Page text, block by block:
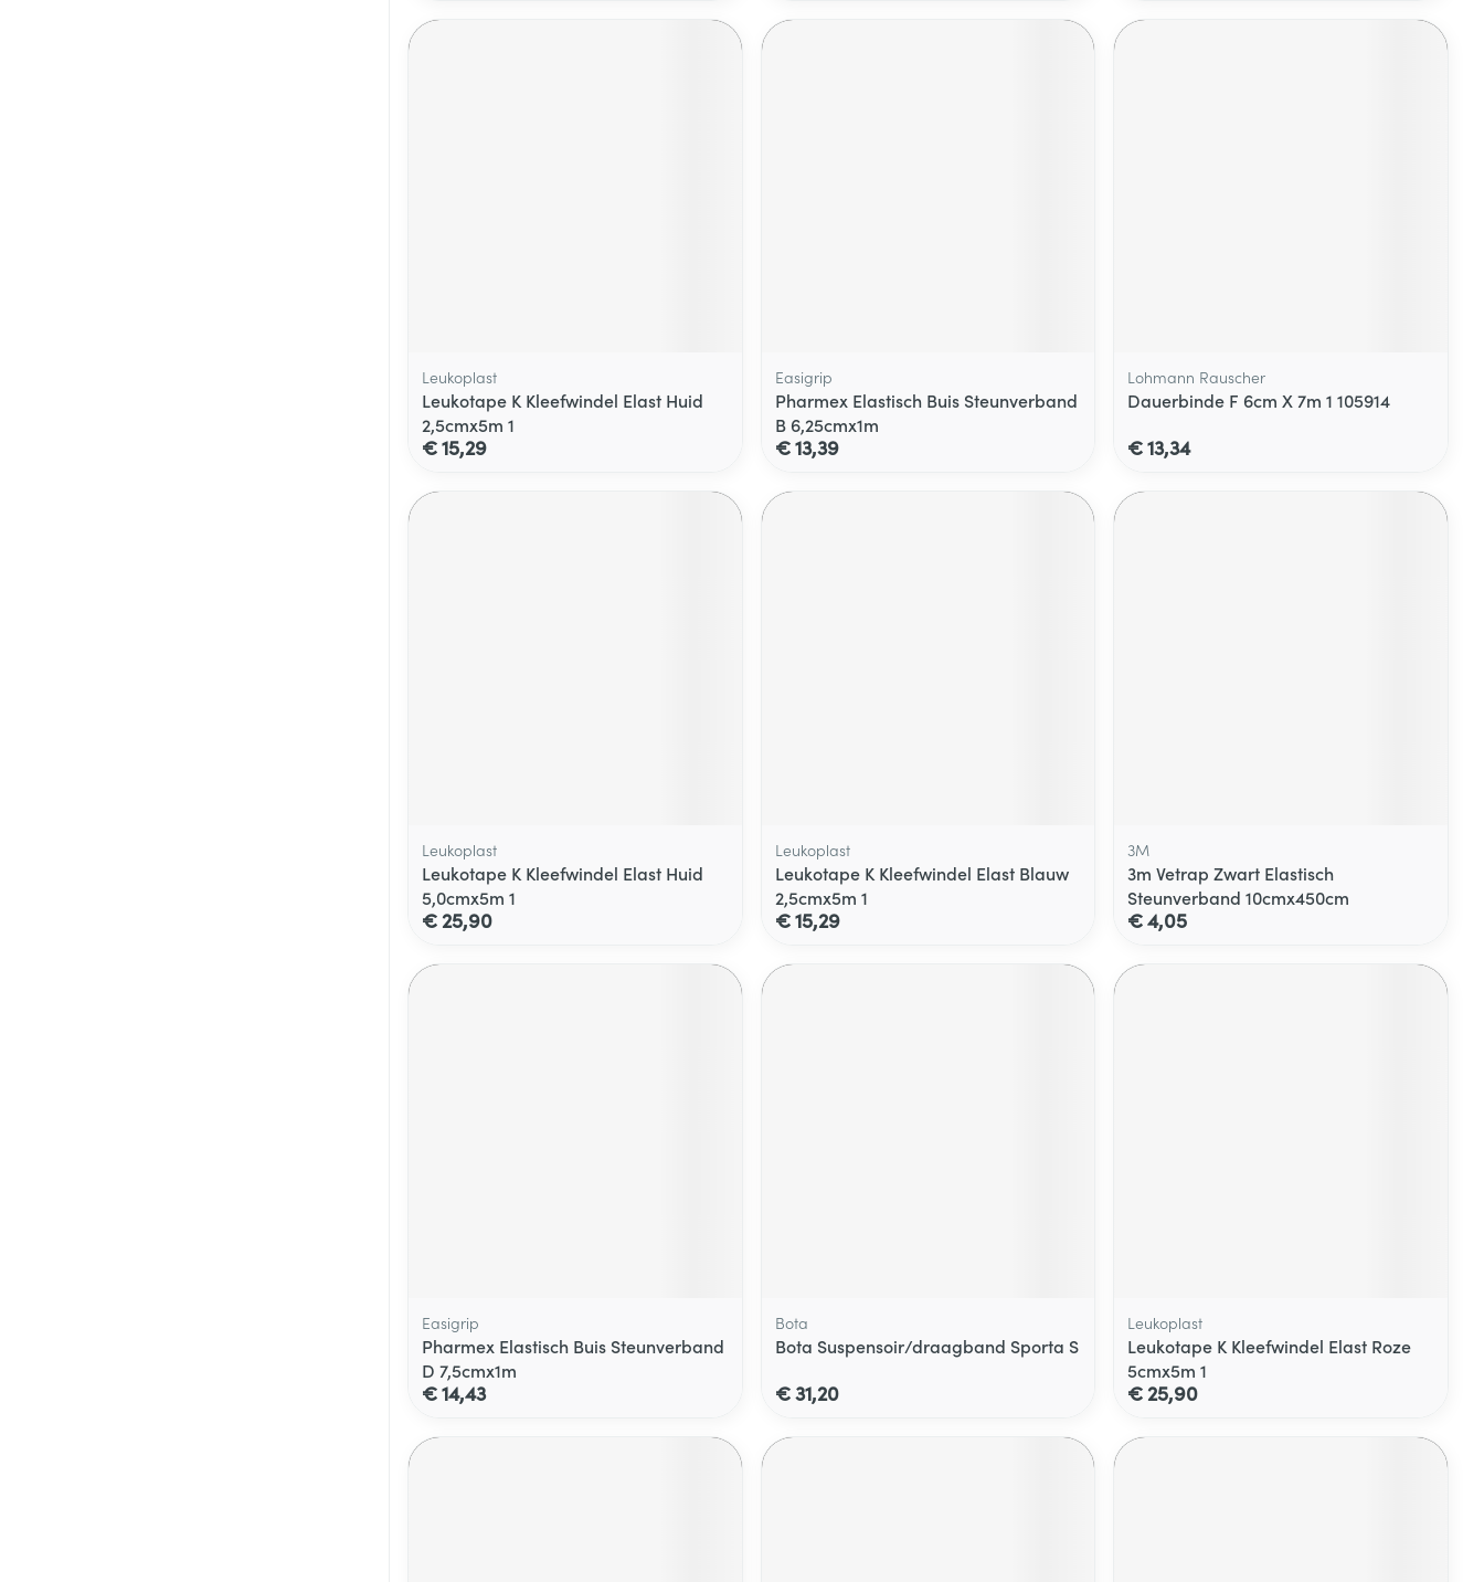
Leukoplast
Leukotape K Kleefwindel Elast Huid
2,5cmx5m 1
€ 15,29
Easigrip
Pharmex Elastisch Buis Steunverband
B 6,25cmx1m
€ 13,39
Lohmann Rauscher
Dauerbinde F 6cm X 7m 1 105914
€ 13,34
Leukoplast
Leukotape K Kleefwindel Elast Huid
5,0cmx5m 1
€ 25,90
Leukoplast
Leukotape K Kleefwindel Elast Blauw
2,5cmx5m 1
€ 15,29
3M
3m Vetrap Zwart Elastisch
Steunverband 10cmx450cm
€ 4,05
Easigrip
Pharmex Elastisch Buis Steunverband
D 7,5cmx1m
€ 14,43
Bota
Bota Suspensoir/draagband Sporta S
€ 31,20
Leukoplast
Leukotape K Kleefwindel Elast Roze
5cmx5m 1
€ 25,90